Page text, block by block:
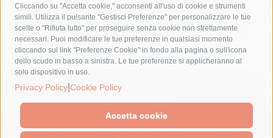
Cliccando su "Accetta cookie," acconsenti all'uso di cookie e strumenti
simili. Utilizza il pulsante "Gestisci Preferenze" per personalizzare le tue
scelte o "Rifiuta tutto" per proseguire senza cookie non strettamente
necessari. Puoi modificare le tue preferenze in qualsiasi momento
cliccando sul link "Preferenze Cookie" in fondo alla pagina o sull'icona
dello scudo in basso a sinistra. Le tue preferenze si applicheranno al
solo dispositivo in uso.
Privacy Policy Cookie Policy
Accetta cookie
sindaco cuomo
sorrento studenti temporali
treni
turismo
Vico Equense villa fiorentino vincenzo de luca
© 2015 SorrentoPress. All rights reserved.
Il giornale online della Penisola Sorrentina
Cookie Policy